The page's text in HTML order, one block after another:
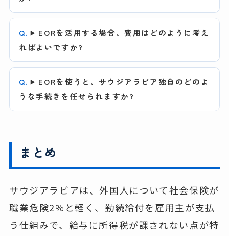
EORを活用する場合、費用はどのように考え
ればよいですか?
EORを使うと、サウジアラビア独自のどのよ
うな手続きを任せられますか?
まとめ
サウジアラビアは、外国人について社会保険が
職業危険2%と軽く、勤続給付を雇用主が支払
う仕組みで、給与に所得税が課されない点が特